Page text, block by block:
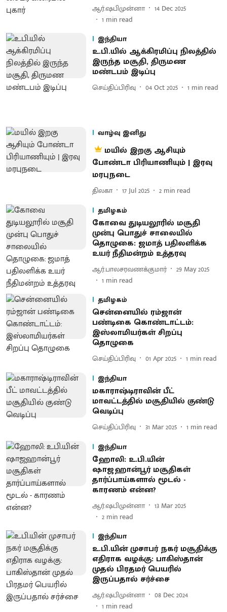
ஆர்.ஷபிமுன்னா
14 Dec 2025
1 min read
இந்தியா
உ.பி.யில் ஆக்கிரமிப்பு நிலத்தில்
இருந்த மசூதி, திருமண
மண்டபம் இடிப்பு
செய்திப்பிரிவு 04 Oct 2025 1 min read
வாழ்வு இனிது
மயில் இறகு ஆசியும்
போண்டா பிரியாணியும் | இரவு
மரபுநடை
திலகா 17 Jul 2025 2 min read
தமிழகம்
கோவை துடியலூரில் மசூதி
முன்பு பொதுச் சாலையில்
தொழுகை: ஜமாத் பதிலளிக்க
உயர் நீதிமன்றம் உத்தரவு
ஆர்.பாலசரவணக்குமார்
29 May 2025
1 min read
தமிழகம்
சென்னையில் ரம்ஜான்
பண்டிகை கொண்டாட்டம்:
இஸ்லாமியர்கள் சிறப்பு
தொழுகை
செய்திப்பிரிவு 01 Apr 2025 1 min read
இந்தியா
மகாராஷ்டிராவின் பீட்
மாவட்டத்தில் மசூதியில் குண்டு
வெடிப்பு
செய்திப்பிரிவு 31 Mar 2025 1 min read
இந்தியா
ஹோலி: உ.பி.யின்
ஷாஜஹான்பூர் மசூதிகள்
தார்ப்பாய்களால் மூடல் -
காரணம் என்ன?
ஆர்.ஷபிமுன்னா
13 Mar 2025
2 min read
இந்தியா
உ.பி.யின் முசாபர் நகர் மசூதிக்கு
எதிராக வழக்கு: பாகிஸ்தான்
முதல் பிரதமர் பெயரில்
இருப்பதால் சர்ச்சை
ஆர்.ஷபிமுன்னா
08 Dec 2024
1 min read